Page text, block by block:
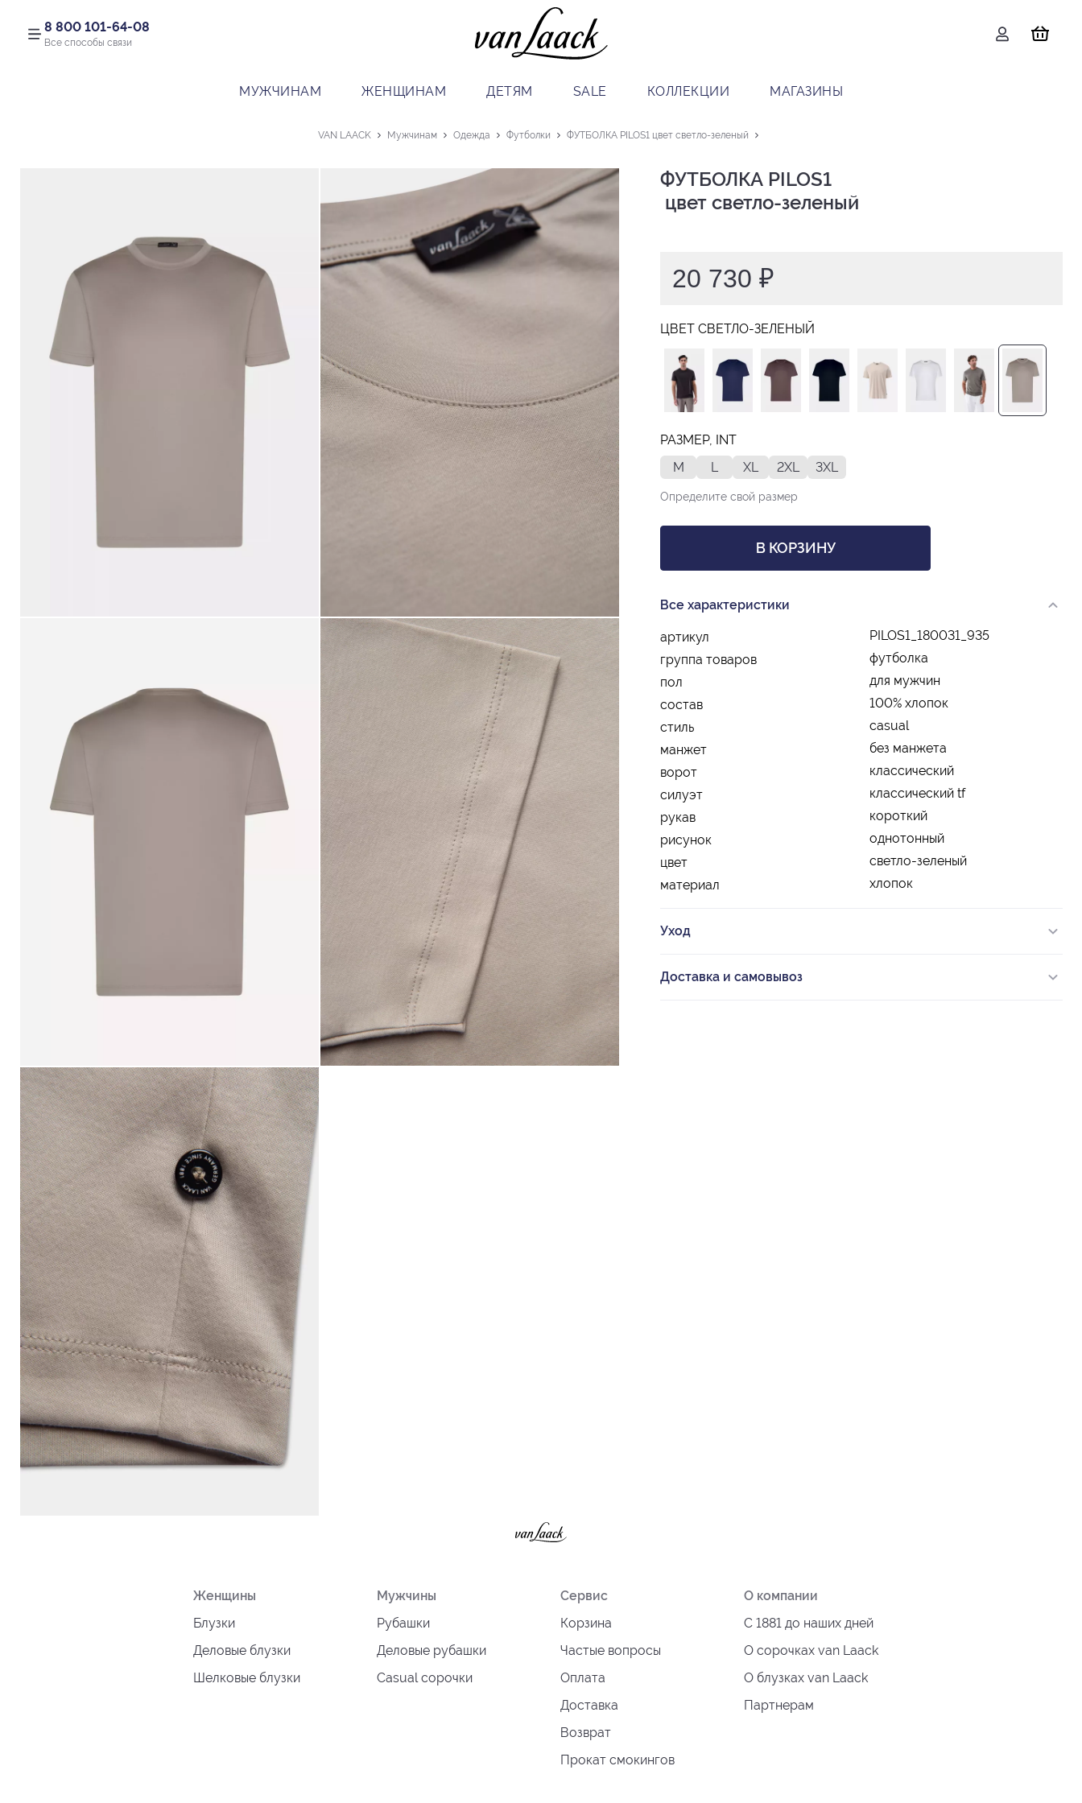
8 800 101-64-08
Все способы связи
МУЖЧИНАМ ЖЕНЩИНАМ ДЕТЯМ SALE КОЛЛЕКЦИИ МАГАЗИНЫ
VAN LAACK Мужчинам Одежда Футболки ФУТБОЛКА PILOS1 цвет светло-зеленый
ФУТБОЛКА PILOS1
цвет светло-зеленый
20 730 ₽
ЦВЕТ СВЕТЛО-ЗЕЛЕНЫЙ
РАЗМЕР, INT
M
L XL 2XL 3XL
Определите свой размер
В КОРЗИНУ
Все характеристики
артикул
PILOS1_180031_935
группа товаров
футболка
пол
для мужчин
состав
100% хлопок
стиль
casual
манжет
без манжета
ворот
классический
силуэт
классический tf
рукав
короткий
рисунок
однотонный
цвет
светло-зеленый
материал
хлопок
Уход
Доставка и самовывоз
Женщины
Блузки
Деловые блузки
Шелковые блузки
Мужчины
Рубашки
Деловые рубашки
Casual сорочки
Сервис
Корзина
Частые вопросы
Оплата
Доставка
Возврат
Прокат смокингов
О компании
С 1881 до наших дней
О сорочках van Laack
О блузках van Laack
Партнерам